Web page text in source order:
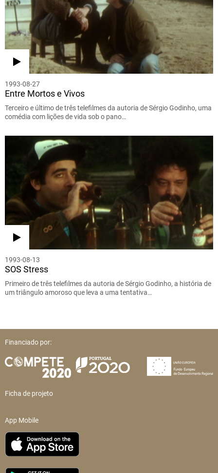
1993-08-27
Entre Mortos e Vivos
Terceiro e último de três telefilmes da autoria de Sérgio Godinho, uma
comédia com lições de vida sob o pano…
1993-08-13
SOS Stress
Primeiro de três telefilmes da autoria de Sérgio Godinho, a história de
um triângulo amoroso que leva a uma tentativa…
Financiado por:
Ficha de projeto
App Mobile